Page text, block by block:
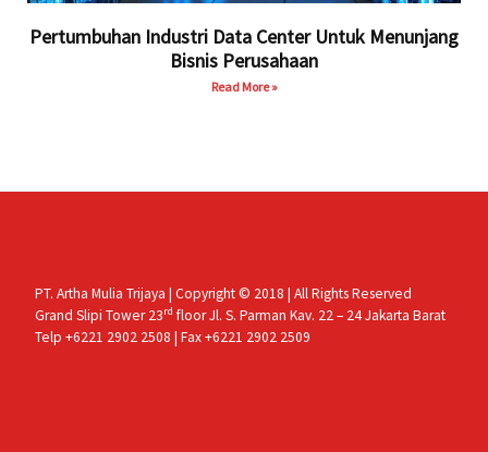
Pertumbuhan Industri Data Center Untuk Menunjang
Bisnis Perusahaan
Read More »
PT. Artha Mulia Trijaya | Copyright © 2018 | All Rights Reserved
Grand Slipi Tower 23rd floor Jl. S. Parman Kav. 22 – 24 Jakarta Barat
Telp +6221 2902 2508 | Fax +6221 2902 2509